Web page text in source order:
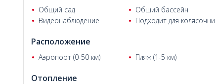
Общий сад Общий бассейн
Видеонаблюдение
Подходит для
Расположение
Аэропорт (0-50 км) Пляж (1-5 км)
Отопление